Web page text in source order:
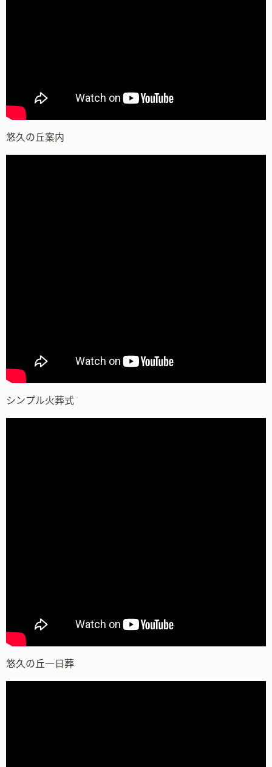
悠久の丘案内
シンプル火葬式
悠久の丘一日葬